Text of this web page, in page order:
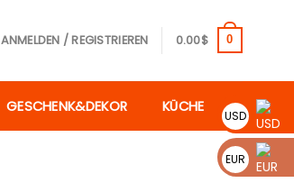
ANMELDEN / REGISTRIEREN 0.00$ 0
GESCHENK&DEKOR KÜCHE
USD
EUR